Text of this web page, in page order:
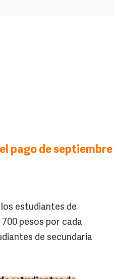
pago de septiembre
estudiantes de
pesos por cada
de secundaria